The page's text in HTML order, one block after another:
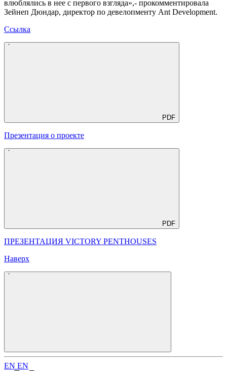
влюблялись в нее с первого взгляда»,- прокомментировала
Зейнеп Дюндар, директор по девелопменту Ant Development.
Ссылка
PDF
Презентация о проекте
PDF
ПРЕЗЕНТАЦИЯ VICTORY PENTHOUSES
Наверх
EN EN